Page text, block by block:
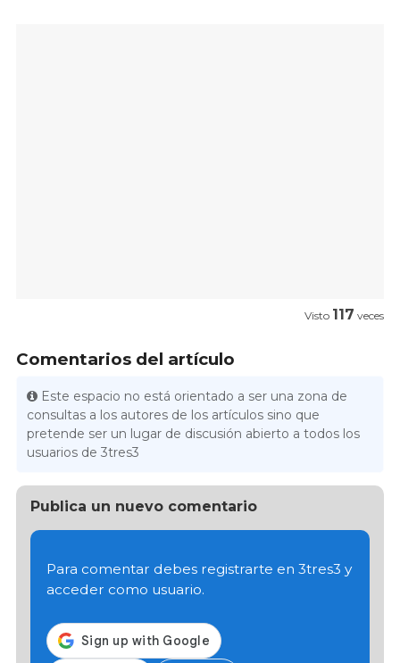
Visto 117 veces
Comentarios del artículo
Este espacio no está orientado a ser una zona de
consultas a los autores de los artículos sino que
pretende ser un lugar de discusión abierto a todos los
usuarios de 3tres3
Publica un nuevo comentario
Para comentar debes registrarte en 3tres3 y
acceder como usuario.